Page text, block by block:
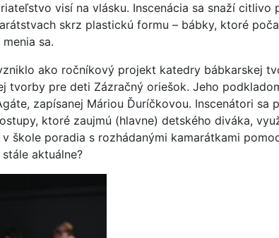
visí na vlásku. Inscenácia sa snaží citlivo
skrz plastickú formu – bábky, ktoré
sa.
ako ročníkový projekt katedry bábkarskej
tvorby pre deti Zázračný oriešok. Jeho
zapísanej Máriou Ďuríčkovou. Inscenátori sa
ktoré zaujmú (hlavne) detského diváka,
škole poradia s rozhádanými kamarátkami
aktuálne?